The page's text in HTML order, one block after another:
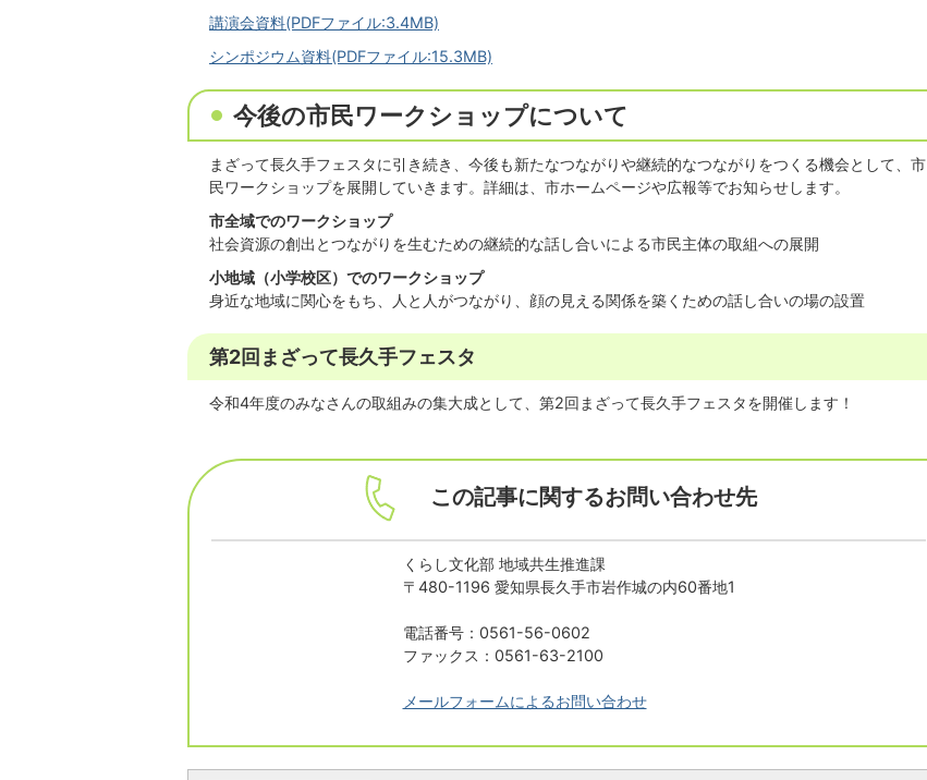
講演会資料(PDFファイル:3.4MB)
シンポジウム資料(PDFファイル:15.3MB)
今後の市民ワークショップについて
まざって長久手フェスタに引き続き、今後も新たなつながりや継続的なつながりをつくる機会として、市
民ワークショップを展開していきます。詳細は、市ホームページや広報等でお知らせします。
市全域でのワークショップ
社会資源の創出とつながりを生むための継続的な話し合いによる市民主体の取組への展開
小地域（小学校区）でのワークショップ
身近な地域に関心をもち、人と人がつながり、顔の見える関係を築くための話し合いの場の設置
第2回まざって長久手フェスタ
令和4年度のみなさんの取組みの集大成として、第2回まざって長久手フェスタを開催します！
この記事に関するお問い合わせ先
くらし文化部 地域共生推進課
〒480-1196 愛知県長久手市岩作城の内60番地1
電話番号：0561-56-0602
ファックス：0561-63-2100
メールフォームによるお問い合わせ